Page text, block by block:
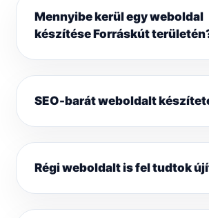
Mennyibe kerül egy weboldal
készítése Forráskút
SEO-barát weboldalt
Régi weboldalt is fel tudtok